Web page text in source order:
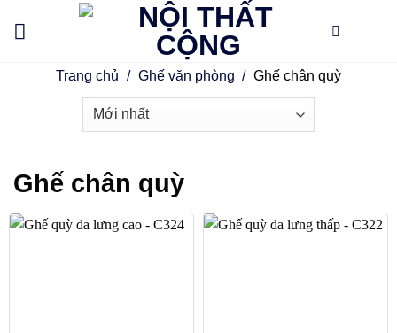
Trang chủ / Ghế văn phòng / Ghế chân quỳ
Ghế chân quỳ